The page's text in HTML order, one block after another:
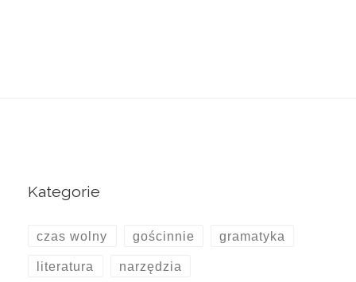
Kategorie
czas wolny gościnnie gramatyka
literatura narzędzia